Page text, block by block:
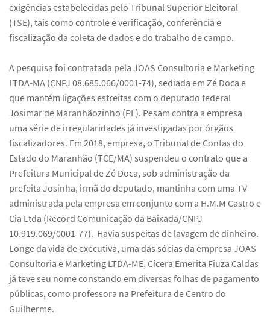
exigências estabelecidas pelo Tribunal Superior Eleitoral
(TSE), tais como controle e verificação, conferência e
fiscalização da coleta de dados e do trabalho de campo.
A pesquisa foi contratada pela JOAS Consultoria e Marketing
LTDA-MA (CNPJ 08.685.066/0001-74), sediada em Zé Doca e
que mantém ligações estreitas com o deputado federal
Josimar de Maranhãozinho (PL). Pesam contra a empresa
uma série de irregularidades já investigadas por órgãos
fiscalizadores. Em 2018, empresa, o Tribunal de Contas do
Estado do Maranhão (TCE/MA) suspendeu o contrato que a
Prefeitura Municipal de Zé Doca, sob administração da
prefeita Josinha, irmã do deputado, mantinha com uma TV
administrada pela empresa em conjunto com a H.M.M Castro e
Cia Ltda (Record Comunicação da Baixada/CNPJ
10.919.069/0001-77). Havia suspeitas de lavagem de dinheiro.
Longe da vida de executiva, uma das sócias da empresa JOAS
Consultoria e Marketing LTDA-ME, Cícera Emerita Fiuza Caldas
já teve seu nome constando em diversas folhas de pagamento
públicas, como professora na Prefeitura de Centro do
Guilherme.